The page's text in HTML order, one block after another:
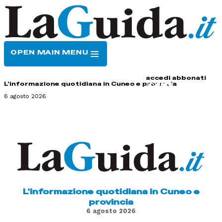
OPEN MAIN MENU
accedi abbonati
L'informazione quotidiana in Cuneo e provincia
6 agosto 2026
L'informazione quotidiana in Cuneo e
provincia
6 agosto 2026